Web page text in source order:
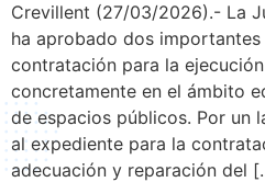
Crevillent (27/03/2026).- La
ha aprobado dos
contratación para la
concretamente en el ámbito
de espacios públicos. Por un
al expediente para la
adecuación y reparación del